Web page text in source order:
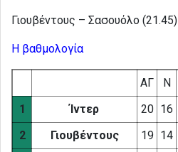
Γιουβέντους – Σασουόλο (21.45)
Η βαθμολογία
ΑΓ Ν
1
Ίντερ 20 16
2
Γιουβέντους 19 14